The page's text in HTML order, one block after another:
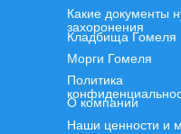
Какие документы
захоронения
Морги Гомеля
Кладбища Гомеля
Политика
О компании
Наши ценности и